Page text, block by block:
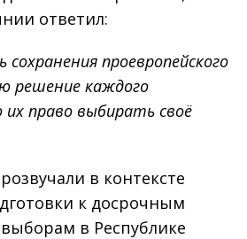
ответил:
проевропейского
решение каждого
право выбирать своё
в контексте
к досрочным
в Республике